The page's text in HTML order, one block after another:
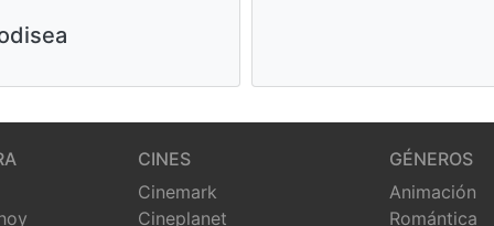
CINES
Cinemark
Cineplanet
GÉNEROS
Animación
Romántica